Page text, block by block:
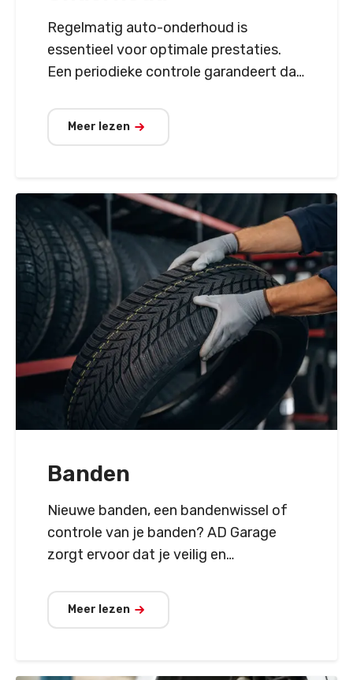
Regelmatig auto-onderhoud is
essentieel voor optimale prestaties.
Een periodieke controle garandeert dat
Meer lezen
Banden
Nieuwe banden, een bandenwissel of
controle van je banden? AD Garage
zorgt ervoor dat je veilig en
Meer lezen